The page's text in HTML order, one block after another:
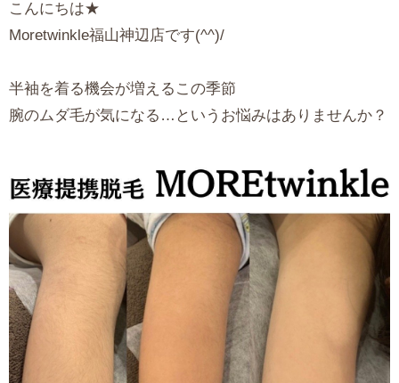
こんにちは★
Moretwinkle福山神辺店です(^^)/
半袖を着る機会が増えるこの季節
腕のムダ毛が気になる…というお悩みはありませんか？